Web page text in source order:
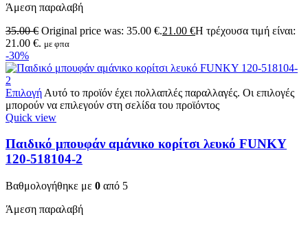
Άμεση παραλαβή
35.00€ Original price was: 35.00 €.21.00 €Η τρέχουσα τιμή είναι:
21.00 €. με φπα
-30%
Επιλογή Αυτό το προϊόν έχει πολλαπλές παραλλαγές. Οι επιλογές
μπορούν να επιλεγούν στη σελίδα του προϊόντος
Quick view
Παιδικό μπουφάν αμάνικο κορίτσι λευκό FUNKY
120-518104-2
Βαθμολογήθηκε με 0 από 5
Άμεση παραλαβή